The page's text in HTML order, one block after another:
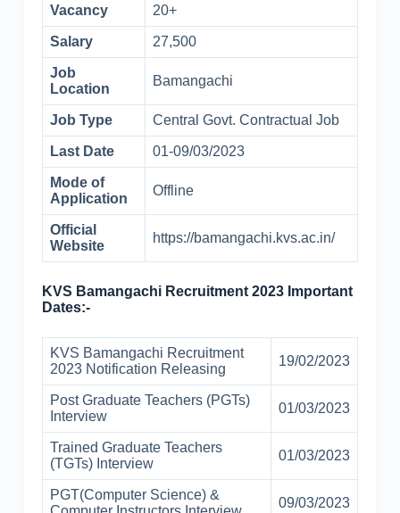
Vacancy 20+
Salary 27,500
Job
Location
Bamangachi
Job Type Central Govt. Contractual Job
Last Date 01-09/03/2023
Mode of
Application
Offline
Official
Website
https://bamangachi.kvs.ac.in/
KVS Bamangachi Recruitment 2023 Important
Dates:-
KVS Bamangachi Recruitment
2023 Notification Releasing
19/02/2023
Post Graduate Teachers (PGTs)
Interview
01/03/2023
Trained Graduate Teachers
(TGTs) Interview
01/03/2023
PGT(Computer Science) &
09/03/2023